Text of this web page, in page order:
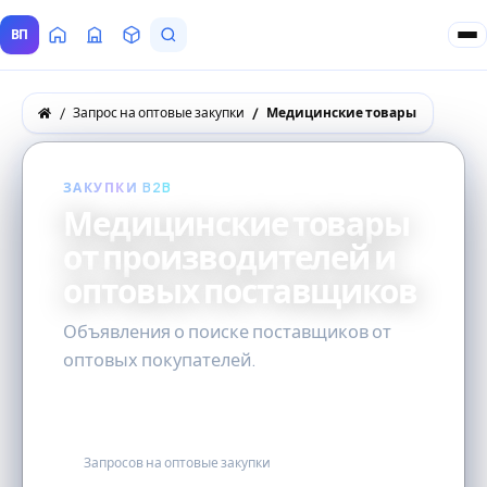
ВП ГлавнаяВсе Поставщики
ТоварыЗапросы покупателей
Запрос на оптовые закупки Медицинские товары
ЗАКУПКИ B2B
Медицинские товары
от производителей и
оптовых поставщиков
Объявления о поиске поставщиков от
оптовых покупателей.
Запросов на оптовые закупки